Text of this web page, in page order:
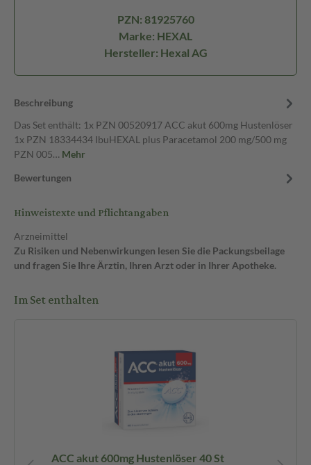
PZN: 81925760
Marke: HEXAL
Hersteller: Hexal AG
Beschreibung
Das Set enthält: 1x PZN 00520917 ACC akut 600mg Hustenlöser
1x PZN 18334434 IbuHEXAL plus Paracetamol 200 mg/500 mg
PZN 005… Mehr
Bewertungen
Hinweistexte und Pflichtangaben
Arzneimittel
Zu Risiken und Nebenwirkungen lesen Sie die Packungsbeilage
und fragen Sie Ihre Ärztin, Ihren Arzt oder in Ihrer Apotheke.
Im Set enthalten
ACC akut 600mg Hustenlöser 40 St